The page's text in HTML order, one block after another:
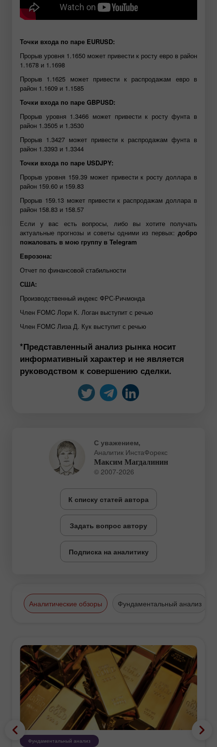
Точки входа по паре EURUSD:
Прорыв уровня 1.1650 может привести к росту евро в район
1.1678 и 1.1698
Прорыв 1.1625 может привести к распродажам евро в
район 1.1609 и 1.1585
Точки входа по паре GBPUSD:
Прорыв уровня 1.3466 может привести к росту фунта в
район 1.3505 и 1.3530
Прорыв 1.3427 может привести к распродажам фунта в
район 1.3393 и 1.3344
Точки входа по паре USDJPY:
Прорыв уровня 159.39 может привести к росту доллара в
район 159.60 и 159.83
Прорыв 159.13 может привести к распродажам доллара в
район 158.83 и 158.57
Если у вас есть вопросы, либо вы хотите получать
актуальные прогнозы и советы одними из первых: добро
пожаловать в мою группу в Telegram
Еврозона:
Отчет по финансовой стабильности
США:
Производственный индекс ФРС-Ричмонда
Член FOMC Лори К. Логан выступит с речью
Член FOMC Лиза Д. Кук выступит с речью
*Представленный анализ рынка носит
информативный характер и не является
руководством к совершению сделки.
С уважением,
Аналитик ИнстаФорекс
Максим Магдалинин
© 2007-2026
К списку статей автора
Задать вопрос автору
Подписка на аналитику
Аналитические обзоры Фундаментальный анализ
Фундаментальный анализ